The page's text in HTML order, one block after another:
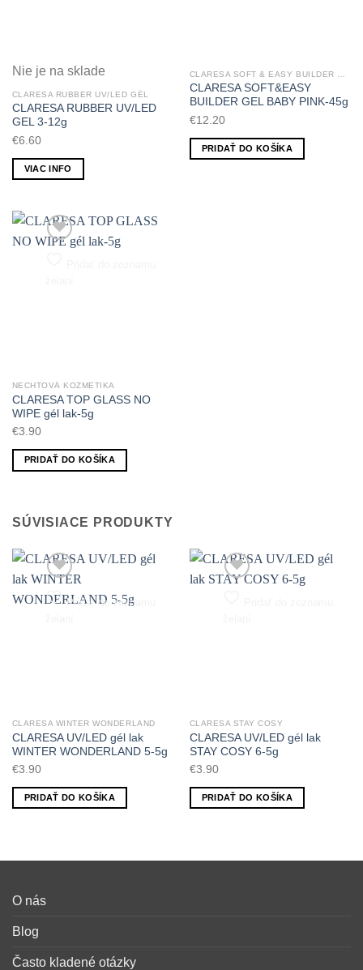
Nie je na sklade
CLARESA RUBBER UV/LED GÉL
CLARESA RUBBER UV/LED
GEL 3-12g
€6.60
VIAC INFO
CLARESA SOFT&EASY
BUILDER GEL BABY PINK-45g
€12.20
PRIDAŤ DO KOŠÍKA
NECHTOVÁ KOZMETIKA
CLARESA TOP GLASS NO
WIPE gél lak-5g
€3.90
PRIDAŤ DO KOŠÍKA
SÚVISIACE PRODUKTY
Pridať do zoznamu
CLARESA WINTER WONDERLAND
CLARESA UV/LED gél lak
WINTER WONDERLAND 5-5g
€3.90
PRIDAŤ DO KOŠÍKA
CLARESA STAY COSY
CLARESA UV/LED gél lak
STAY COSY 6-5g
€3.90
PRIDAŤ DO KOŠÍKA
O nás
Blog
Často kladené otázky